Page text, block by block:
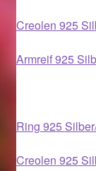
Karneval 2020
Kasse
Magisches und
Creolen 925
Armreif 925
Ring 925
Creolen 925